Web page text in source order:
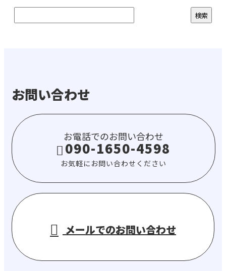
お問い合わせ
お電話でのお問い合わせ
090-1650-4598
お気軽にお問い合わせください
メールでのお問い合わせ